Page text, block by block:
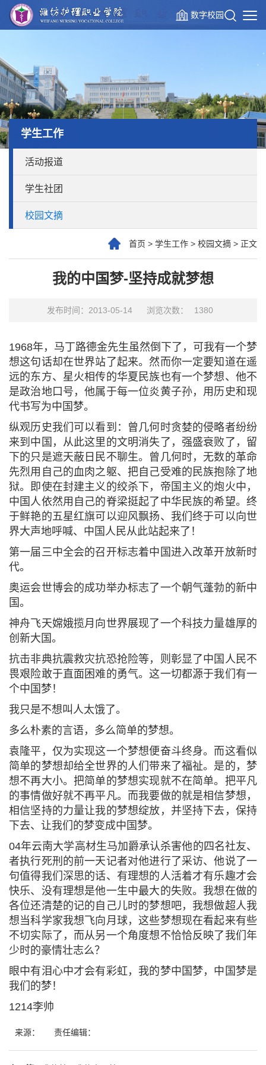
数字校园
学生工作
活动报道
学生社团
校园文摘
首页 > 学生工作 > 校园文摘 > 正文
我的中国梦-坚持成就梦想
发布时间：2013-05-14 浏览次数： 1380
1968年，马丁路德金先生虽然倒下了，可我有一个梦
想这句话却在世界站了起来。然而你一定要知道在遥
远的东方、星火相传的华夏民族也有一个梦想、他不
是政治地口号，他属于每一位炎黄子孙，用历史和现
代书写为中国梦。
纵观历史我们可以看到：曾几何时贪婪的侵略者纷纷
来到中国，从此这里的文明消失了，强盛衰败了，留
下的只是遮天蔽日民不聊生。曾几何时，无数的革命
先烈用自己的血肉之躯、把自己受难的民族抱除了地
狱。即使在封建主义的绞杀下，帝国主义的炮火中，
中国人依然用自己的脊梁挺起了中华民族的希望。终
于鲜艳的五星红旗可以迎风飘扬、我们终于可以向世
界大声地呼喊、中国人民从此站起来了！
第一届三中全会的召开标志着中国进入改革开放新时
代。
奥运会世博会的成功举办标志了一个朝气蓬勃的新中
国。
神舟飞天嫦娥揽月向世界展现了一个科技力量雄厚的
创新大国。
抗击非典抗震救灾抗恐抢险等，则彰显了中国人民不
畏艰险敢于直面困难的勇气。这一切都源于我们有一
个中国梦！
我只是不想叫人太饿了。
多么朴素的言语，多么简单的梦想。
袁隆平，仅为实现这一个梦想便奋斗终身。而这看似
简单的梦想却给全世界的人们带来了福祉。是的，梦
想不再大小。把简单的梦想实现就不在简单。把平凡
的事情做好就不再平凡。而我要做的就是相信梦想，
相信坚持的力量让我的梦想绽放，并坚持下去，保持
下去、让我们的梦变成中国梦。
04年云南大学高材生马加爵承认杀害他的四名社友、
者执行死刑的前一天记者对他进行了采访、他说了一
句值得我们深思的话、有理想的人活着才有乐趣才会
快乐、没有理想是他一生中最大的失败。我想在做的
各位还清楚的记的自己儿时的梦想吧，我想做超人我
想当科学家我想飞向月球，这些梦想现在看起来有些
不切实际了，而从另一个角度想不恰恰反映了我们年
少时的豪情壮志么？
眼中有泪心中才会有彩虹，我的梦中国梦，中国梦是
我们的梦！
1214李帅
来源： 责任编辑：